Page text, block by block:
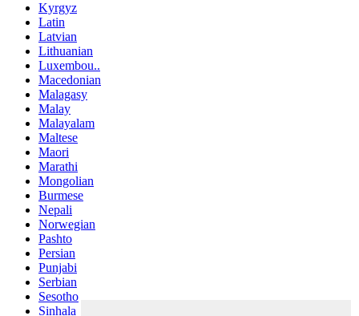
Kyrgyz
Latin
Latvian
Lithuanian
Luxembou..
Macedonian
Malagasy
Malay
Malayalam
Maltese
Maori
Marathi
Mongolian
Burmese
Nepali
Norwegian
Pashto
Persian
Punjabi
Serbian
Sesotho
Sinhala